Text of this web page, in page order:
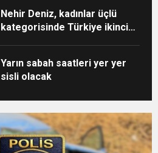
Nehir Deniz, kadınlar üçlü
kategorisinde Türkiye ikincisi
Yarın sabah saatleri yer yer
sisli olacak